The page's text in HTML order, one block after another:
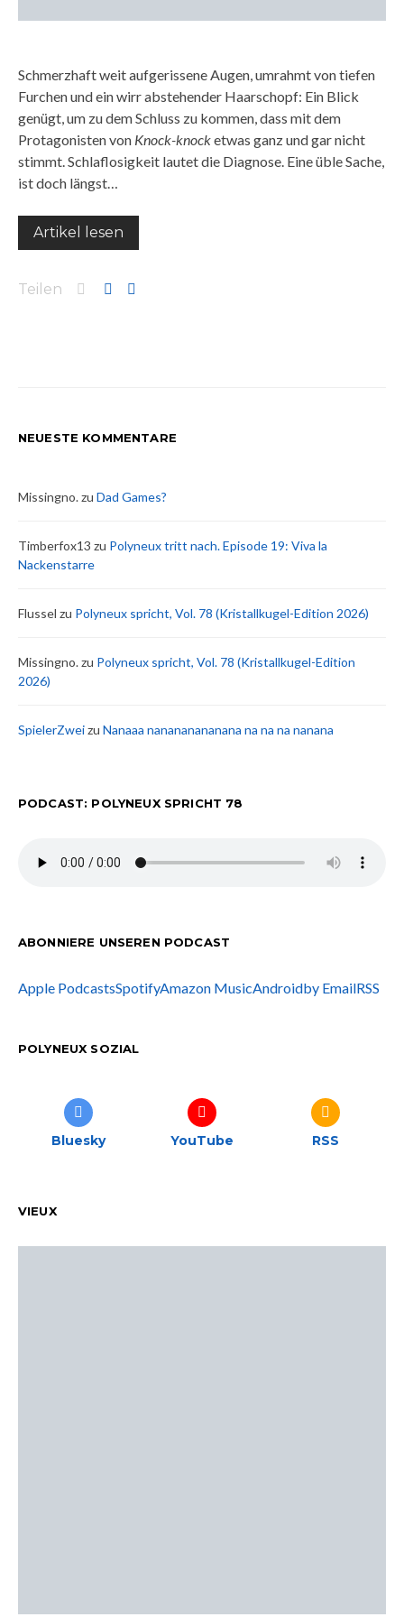
Schmerzhaft weit aufgerissene Augen, umrahmt von tiefen
Furchen und ein wirr abstehender Haarschopf: Ein Blick
genügt, um zu dem Schluss zu kommen, dass mit dem
Protagonisten von Knock-knocketwas ganz und gar nicht
stimmt. Schlaflosigkeit lautet die Diagnose. Eine üble Sache,
ist doch längst…
Artikel lesen
Teilen
NEUESTE KOMMENTARE
Missingno.zu Dad Games?
Timberfox13 zu Polyneux tritt nach. Episode 19: Viva la
Nackenstarre
Flussel zu Polyneux spricht, Vol. 78 (Kristallkugel-Edition 2026)
Missingno.zu Polyneux spricht, Vol. 78 (Kristallkugel-Edition
2026)
SpielerZweizu Nanaaa nanananananana na na na nanana
PODCAST: POLYNEUX SPRICHT 78
ABONNIERE UNSEREN PODCAST
Apple PodcastsSpotifyAmazon MusicAndroidby EmailRSS
POLYNEUX SOZIAL
Bluesky YouTube RSS
VIEUX